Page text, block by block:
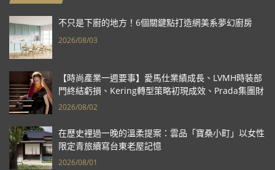
不只是下廚的地方！6個關鍵點打造網美系夢幻廚房
2026/08/03
【時尚產業一週要事】愛馬仕業績成長、LVMH時裝部
門終結虧損、Kering轉型策略初現成效、Prada集團財
報亮眼
2026/08/02
在歷史裡過一晚的溫柔提案：雲品「寶桑小町」以女性
限定青旅續寫台東老屋記憶
2026/08/01